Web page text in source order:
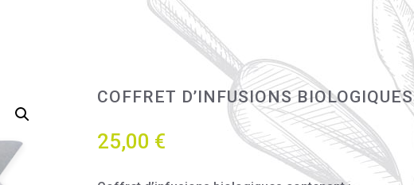
COFFRET D’INFUSIONS BIOLOGIQUES
25,00 €